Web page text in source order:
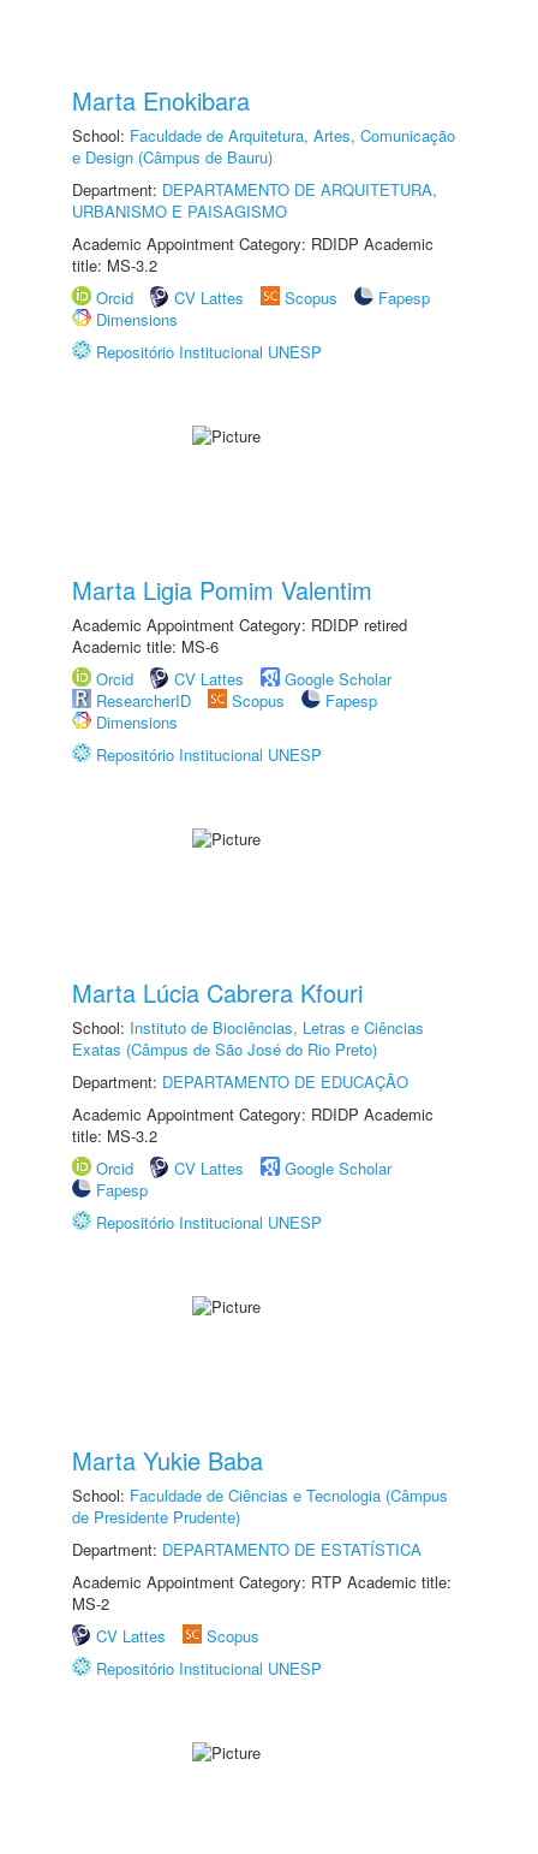
Marta Enokibara
School: Faculdade de Arquitetura, Artes, Comunicação
e Design (Câmpus de Bauru)
Department: DEPARTAMENTO DE ARQUITETURA,
URBANISMO E PAISAGISMO
Academic Appointment Category: RDIDP Academic
title: MS-3.2
Orcid
CV Lattes Scopus
Fapesp
Dimensions
Repositório Institucional UNESP
Marta Ligia Pomim Valentim
Academic Appointment Category: RDIDP retired
Academic title: MS-6
Orcid
CV Lattes
Google Scholar
ResearcherID
Scopus
Fapesp
Dimensions
Repositório Institucional UNESP
Marta Lúcia Cabrera Kfouri
School: Instituto de Biociências, Letras e Ciências
Exatas (Câmpus de São José do Rio Preto)
Department: DEPARTAMENTO DE EDUCAÇÃO
Academic Appointment Category: RDIDP Academic
title: MS-3.2
Orcid
CV Lattes
Google Scholar
Fapesp
Repositório Institucional UNESP
Marta Yukie Baba
School: Faculdade de Ciências e Tecnologia (Câmpus
de Presidente Prudente)
Department: DEPARTAMENTO DE ESTATÍSTICA
Academic Appointment Category: RTP Academic title:
MS-2
CV Lattes
Scopus
Repositório Institucional UNESP